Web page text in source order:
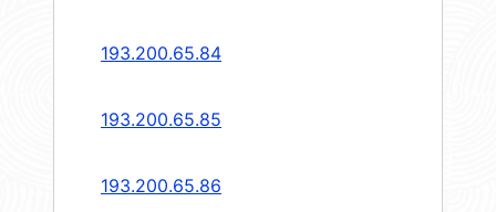
193.200.65.84
193.200.65.85
193.200.65.86